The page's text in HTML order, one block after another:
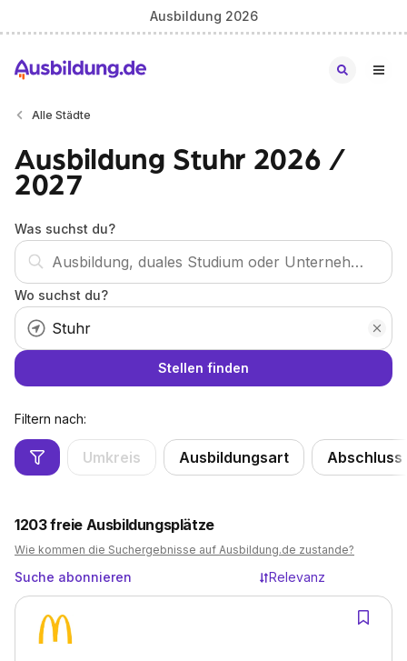
Ausbildung 2026
Alle Städte
Ausbildung Stuhr 2026 /
2027
Was suchst du?
Wo suchst du?
Stellen finden
Filtern nach:
Umkreis Ausbildungsart Abschluss
1203freie Ausbildungsplätze
Wie kommen die Suchergebnisse auf Ausbildung.de zustande?
Suche abonnieren Relevanz